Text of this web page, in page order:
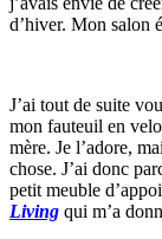
d’hiver. Mon salon
J’ai tout de suite
mon fauteuil en
mère. Je l’adore,
chose. J’ai donc
petit meuble
Living qui m’a